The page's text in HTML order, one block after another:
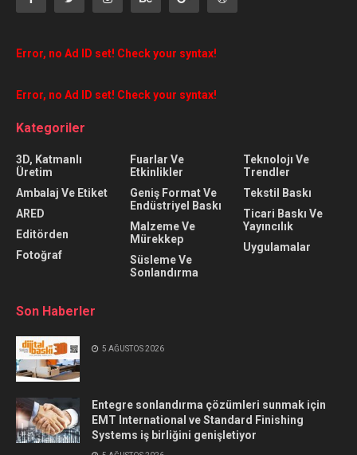
Error, no Ad ID set! Check your syntax!
Error, no Ad ID set! Check your syntax!
Kategoriler
3D, Katmanlı
Üretim
Ambalaj Ve Etiket
ARED
Editörden
Fotoğraf
Fuarlar Ve
Etkinlikler
Geniş Format Ve
Endüstriyel Baskı
Malzeme Ve
Mürekkep
Süsleme Ve
Sonlandırma
Teknolojı Ve
Trendler
Tekstil Baskı
Ticari Baskı Ve
Yayıncılık
Uygulamalar
Son Haberler
5 AĞUSTOS 2026
Entegre sonlandırma çözümleri sunmak için
EMT International ve Standard Finishing
Systems iş birliğini genişletiyor